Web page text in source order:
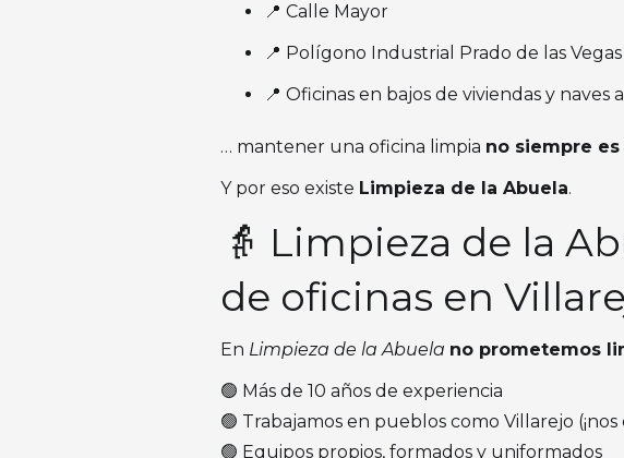
📍 Calle Mayor
📍 Polígono Industrial Prado de las Vegas
📍 Oficinas en bajos de viviendas y naves
… mantener una oficina limpia no siempre
Y por eso existe Limpieza de la Abuela.
👵 Limpieza de la
de oficinas en
En Limpieza de la Abuela no prometemos
🟢 Más de 10 años de experiencia
🟢 Trabajamos en pueblos como Villarejo
🟢 Equipos propios, formados y uniformados